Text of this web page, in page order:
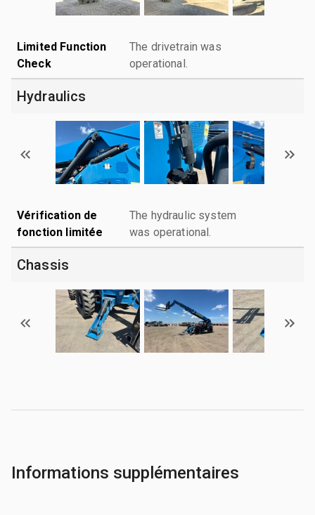
Limited Function
Check
The drivetrain was
operational.
Hydraulics
Vérification de
fonction limitée
The hydraulic system
was operational.
Chassis
Informations supplémentaires